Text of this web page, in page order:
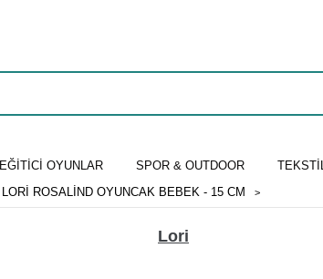
EĞİTİCİ OYUNLAR SPOR & OUTDOOR
LORI ROSALIND OYUNCAK BEBEK - 15 CM
Lori